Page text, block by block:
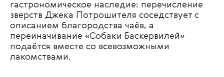
гастрономическое наследие: перечисление
зверств Джека Потрошителя соседствует с
описанием благородства чаёв, а
переиначивание «Собаки Баскервилей»
подаётся вместе со всевозможными
лакомствами.